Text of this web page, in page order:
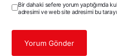
Bir dahaki sefere yorum yaptığımda
adresimi ve web site adresimi bu
Yorum Gönder